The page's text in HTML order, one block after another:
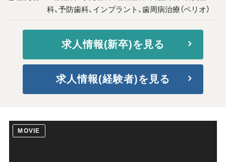
科、予防歯科、インプラント、歯周病治療（ペリオ）
求人情報(新卒)を見る
求人情報(経験者)を見る
MOVIE